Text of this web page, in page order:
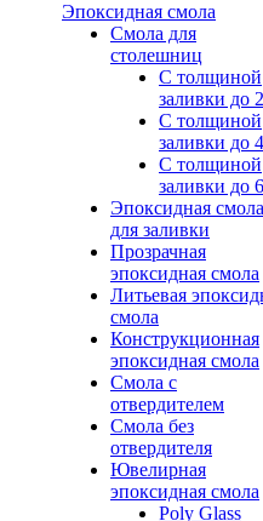
Эпоксидная смола
Смола для
столешниц
С толщиной
заливки до
С толщиной
заливки до
С толщиной
заливки до
Эпоксидная смола
для заливки
Прозрачная
эпоксидная смола
Литьевая
смола
Конструкционная
эпоксидная смола
Смола с
отвердителем
Смола без
отвердителя
Ювелирная
эпоксидная смола
Poly Glass